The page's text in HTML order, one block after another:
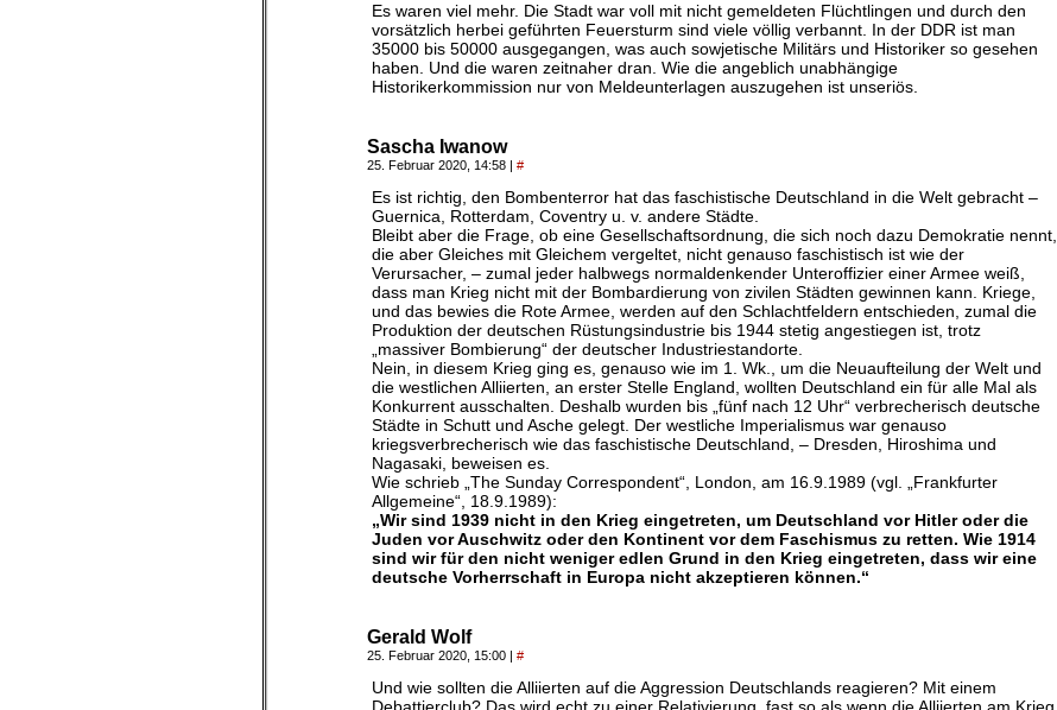
Es waren viel mehr. Die Stadt war voll mit nicht gemeldeten Flüchtlingen und durch den
vorsätzlich herbei geführten Feuersturm sind viele völlig verbannt. In der DDR ist man
35000 bis 50000 ausgegangen, was auch sowjetische Militärs und Historiker so gesehen
haben. Und die waren zeitnaher dran. Wie die angeblich unabhängige
Historikerkommission nur von Meldeunterlagen auszugehen ist unseriös.
Sascha Iwanow
25. Februar 2020, 14:58 #
Es ist richtig, den Bombenterror hat das faschistische Deutschland in die Welt gebracht –
Guernica, Rotterdam, Coventry u. v. andere Städte.
Bleibt aber die Frage, ob eine Gesellschaftsordnung, die sich noch dazu Demokratie nennt,
die aber Gleiches mit Gleichem vergeltet, nicht genauso faschistisch ist wie der
Verursacher, – zumal jeder halbwegs normaldenkender Unteroffizier einer Armee weiß,
dass man Krieg nicht mit der Bombardierung von zivilen Städten gewinnen kann. Kriege,
und das bewies die Rote Armee, werden auf den Schlachtfeldern entschieden, zumal die
Produktion der deutschen Rüstungsindustrie bis 1944 stetig angestiegen ist, trotz
„massiver Bombierung“ der deutscher Industriestandorte.
Nein, in diesem Krieg ging es, genauso wie im 1. Wk., um die Neuaufteilung der Welt und
die westlichen Alliierten, an erster Stelle England, wollten Deutschland ein für alle Mal als
Konkurrent ausschalten. Deshalb wurden bis „fünf nach 12 Uhr“ verbrecherisch deutsche
Städte in Schutt und Asche gelegt. Der westliche Imperialismus war genauso
kriegsverbrecherisch wie das faschistische Deutschland, – Dresden, Hiroshima und
Nagasaki, beweisen es.
Wie schrieb „The Sunday Correspondent“, London, am 16.9.1989 (vgl. „Frankfurter
Allgemeine“, 18.9.1989):
„Wir sind 1939 nicht in den Krieg eingetreten, um Deutschland vor Hitler oder die
Juden vor Auschwitz oder den Kontinent vor dem Faschismus zu retten. Wie 1914
sind wir für den nicht weniger edlen Grund in den Krieg eingetreten, dass wir eine
deutsche Vorherrschaft in Europa nicht akzeptieren können.“
Gerald Wolf
25. Februar 2020, 15:00 #
Und wie sollten die Alliierten auf die Aggression Deutschlands reagieren? Mit einem